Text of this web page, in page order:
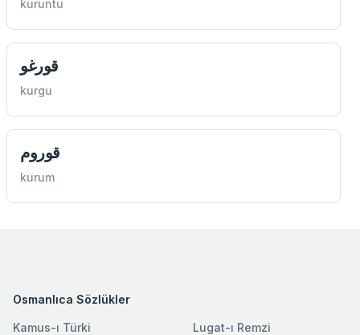
kuruntu
قورغو
kurgu
قوروم
kurum
Osmanlıca Sözlükler
Kamus-ı Türki
Lugat-ı Remzi